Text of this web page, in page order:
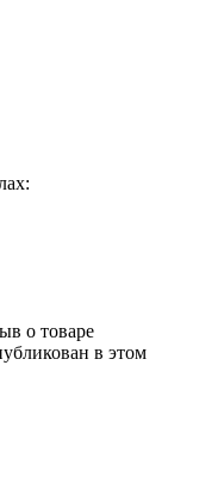
о товаре
в этом